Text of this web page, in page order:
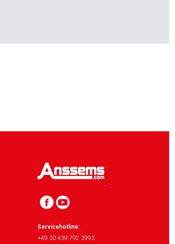
Servicehotline:
+49 30 439 792 3993